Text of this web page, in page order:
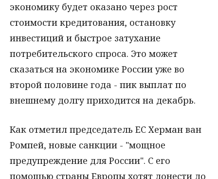
экономику будет оказано через рост
стоимости кредитования, остановку
инвестиций и быстрое затухание
потребительского спроса. Это может
сказаться на экономике России уже во
второй половине года - пик выплат по
внешнему долгу приходится на декабрь.
Как отметил председатель ЕС Херман ван
Ромпей, новые санкции - "мощное
предупреждение для России". С его
помощью страны Европы хотят донести до